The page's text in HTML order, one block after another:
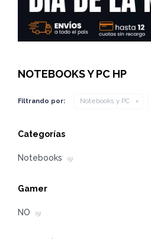
NOTEBOOKS Y PC HP
Filtrando por: Notebooks y PC
Categorías
Notebooks (5)
Gamer
NO (5)